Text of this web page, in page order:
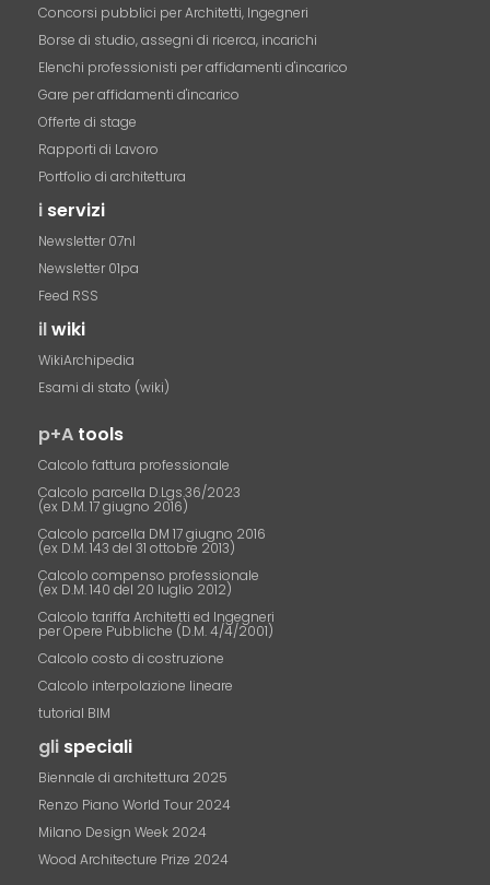
Concorsi pubblici per Architetti, Ingegneri
Borse di studio, assegni di ricerca, incarichi
Elenchi professionisti per affidamenti d'incarico
Gare per affidamenti d'incarico
Offerte di stage
Rapporti di Lavoro
Portfolio di architettura
i servizi
Newsletter 07nl
Newsletter 01pa
Feed RSS
ilwiki
WikiArchipedia
Esami di stato (wiki)
p+A tools
Calcolo fattura professionale
Calcolo parcella D.Lgs.36/2023
(ex D.M. 17 giugno 2016)
Calcolo parcella DM 17 giugno 2016
(ex D.M. 143 del 31 ottobre 2013)
Calcolo compenso professionale
(ex D.M. 140 del 20 luglio 2012)
Calcolo tariffa Architetti ed Ingegneri
per Opere Pubbliche (D.M. 4/4/2001)
Calcolo costo di costruzione
Calcolo interpolazione lineare
tutorial BIM
gli speciali
Biennale di architettura 2025
Renzo Piano World Tour 2024
Milano Design Week 2024
Wood Architecture Prize 2024